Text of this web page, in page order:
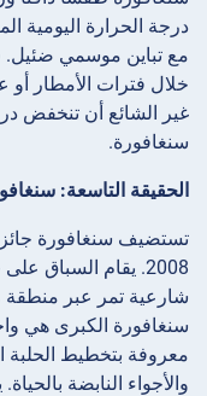
مع تباين موسمي ضئيل.
خلال فترات الأمطار أو
سنغافورة.
الحقيقة التاسعة:
2008. يقام السباق
شارعية تمر عبر منطقة
معروفة بتخطيط الحلبة
والأجواء النابضة